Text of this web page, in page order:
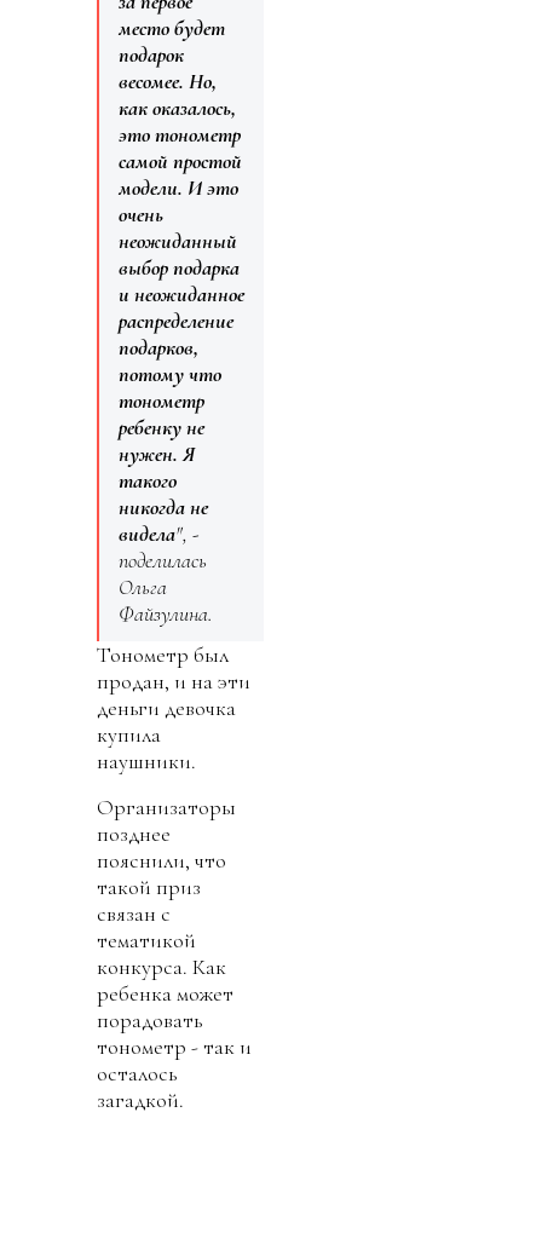
место будет
подарок
весомее. Но,
как оказалось,
это тонометр
самой простой
модели. И это
очень
неожиданный
выбор подарка
и неожиданное
распределение
подарков,
потому что
тонометр
ребенку не
нужен. Я
такого
никогда не
видела", -
поделилась
Ольга
Файзулина.
Тонометр был
продан, и на эти
деньги девочка
купила
наушники.
Организаторы
позднее
пояснили, что
такой приз
связан с
тематикой
конкурса. Как
ребенка может
порадовать
тонометр - так и
осталось
загадкой.